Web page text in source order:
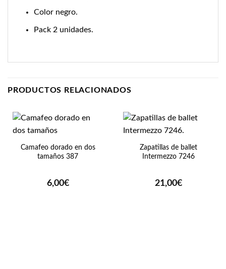
Color negro.
Pack 2 unidades.
PRODUCTOS RELACIONADOS
Camafeo dorado en dos
tamaños 387
6,00€
Zapatillas de ballet
Intermezzo 7246
21,00€